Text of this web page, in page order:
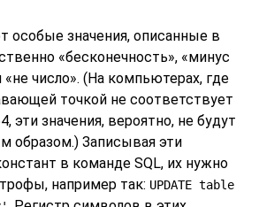
особые значения, описанные в
«бесконечность», «минус
«не число». (На компьютерах, где
точкой не соответствует
эти значения, вероятно, не будут
образом.) Записывая эти
в команде SQL, их нужно
например так: UPDATE table